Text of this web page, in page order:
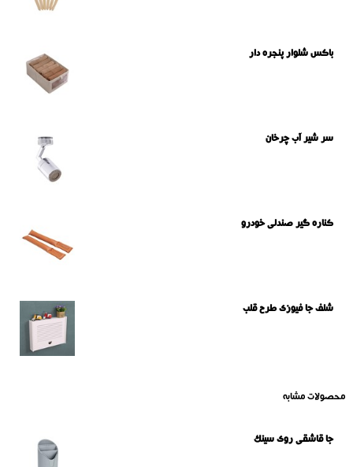
باکس شلوار پنجره دار
سر شیر آب چرخان
کناره گیر صندلی خودرو
شلف جا فیوزی طرح قلب
محصولات مشابه
جا قاشقی روی سینک